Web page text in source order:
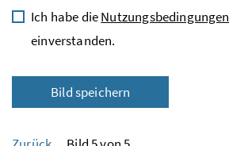
Ich habe dieNutzungsbedingungen
einverstanden.
Bild speichern